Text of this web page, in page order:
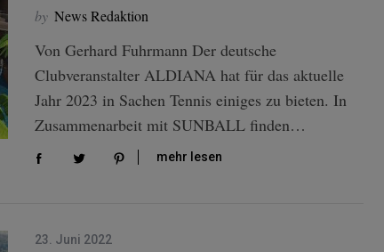
by News Redaktion
Von Gerhard Fuhrmann Der deutsche
Clubveranstalter ALDIANA hat für das aktuelle
Jahr 2023 in Sachen Tennis einiges zu bieten. In
Zusammenarbeit mit SUNBALL finden…
mehr lesen
23. Juni 2022